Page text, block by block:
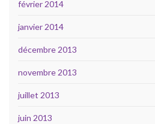
février 2014
janvier 2014
décembre 2013
novembre 2013
juillet 2013
juin 2013